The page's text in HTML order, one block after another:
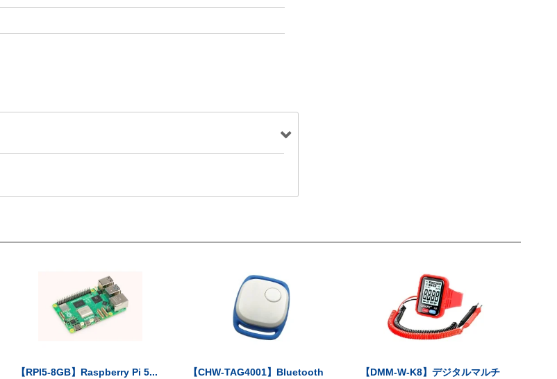
【RPI5-8GB】Raspberry Pi 5...
【CHW-TAG4001】Bluetooth
【DMM-W-K8】デジタルマルチ